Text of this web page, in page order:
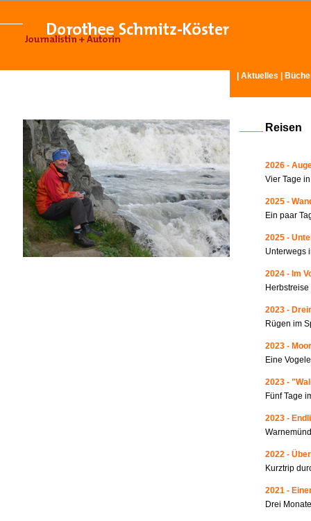
Aktuelles
Reisen
2026 -
Vier Tage
2025 -
Ein paar
2025 -
Unterwegs
2024 - Im
2023 -
Rügen im
2023 -
Eine
2023 -
Fünf Tage
2023 -
2022 -
Kurztrip
2021 -
Drei